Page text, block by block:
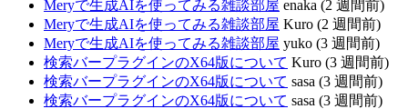
Meryで生成AIを使ってみる雑談部屋 enaka (2 週間前)
Meryで生成AIを使ってみる雑談部屋 Kuro (2 週間前)
Meryで生成AIを使ってみる雑談部屋 yuko (3 週間前)
検索バープラグインのX64版について Kuro (3 週間前)
検索バープラグインのX64版について sasa (3 週間前)
検索バープラグインのX64版について sasa (3 週間前)